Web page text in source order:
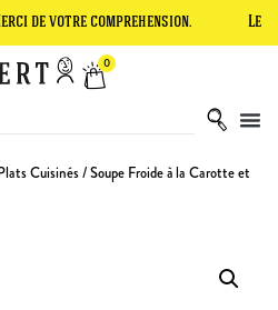
compréhension. Le site est en
0
Cuisinés/ Soupe Froide à la Carotte et